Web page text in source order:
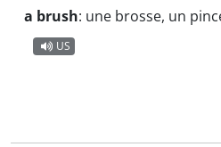
a brush: une brosse, un
US